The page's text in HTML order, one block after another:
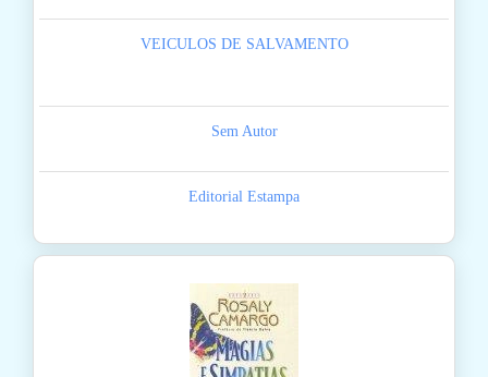
VEICULOS DE SALVAMENTO
Sem Autor
Editorial Estampa